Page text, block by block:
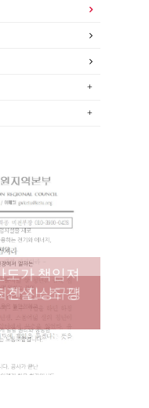
도가 책임져
한 진상규명
건설노조 강
사업 이모저
국학교비정
천지회장
모임